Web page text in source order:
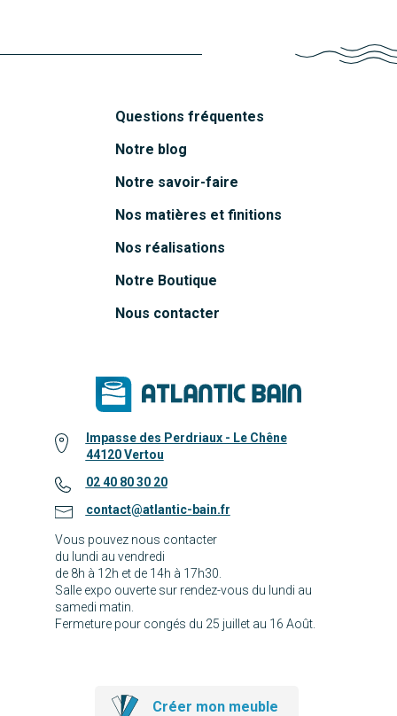
Questions fréquentes
Notre blog
Notre savoir-faire
Nos matières et finitions
Nos réalisations
Notre Boutique
Nous contacter
Impasse des Perdriaux - Le Chêne
44120 Vertou
02 40 80 30 20
contact@atlantic-bain.fr
Vous pouvez nous contacter
du lundi au vendredi
de 8h à 12h et de 14h à 17h30.
Salle expo ouverte sur rendez-vous du lundi au
samedi matin.
Fermeture pour congés du 25 juillet au 16 Août.
Créer mon meuble